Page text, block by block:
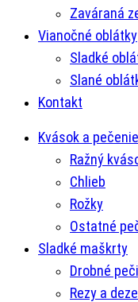
Zaváraná
Vianočné oblátky
Sladké
Slané
Kontakt
Kvások a pečenie
Ražný
Chlieb
Rožky
Ostatné
Sladké maškrty
Drobné
Rezy a